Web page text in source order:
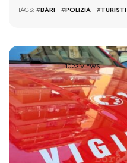
TAGS: #BARI #POLIZIA #TURISTI
1023 VIEWS